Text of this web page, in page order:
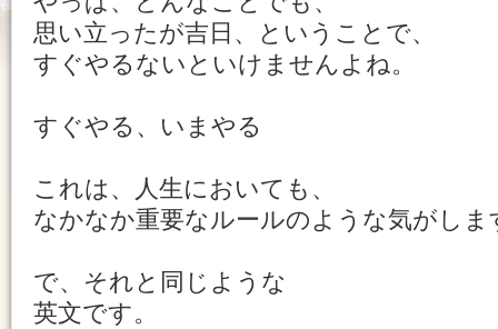
思い立ったが吉日、ということで、
すぐやるないといけませんよね。
すぐやる、いまやる
これは、人生においても、
なかなか重要なルールのような気がしま
で、それと同じような
英文です。